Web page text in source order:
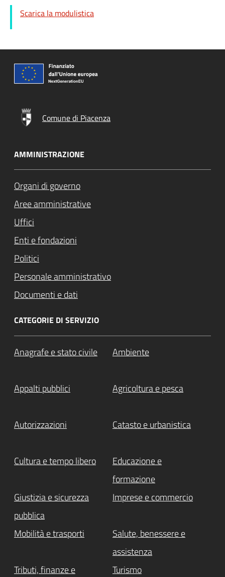
Scarica la modulistica
Comune di Piacenza
AMMINISTRAZIONE
Organi di governo
Aree amministrative
Uffici
Enti e fondazioni
Politici
Personale amministrativo
Documenti e dati
CATEGORIE DI SERVIZIO
Anagrafe e stato civile Ambiente
Appalti pubblici Agricoltura e pesca
Autorizzazioni Catasto e urbanistica
Cultura e tempo libero
Educazione e
formazione
Giustizia e sicurezza
pubblica
Imprese e commercio
Mobilità e trasporti
Salute, benessere e
assistenza
Tributi, finanze e
Turismo